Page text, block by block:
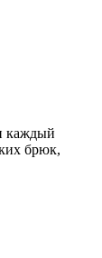
каждый
брюк,